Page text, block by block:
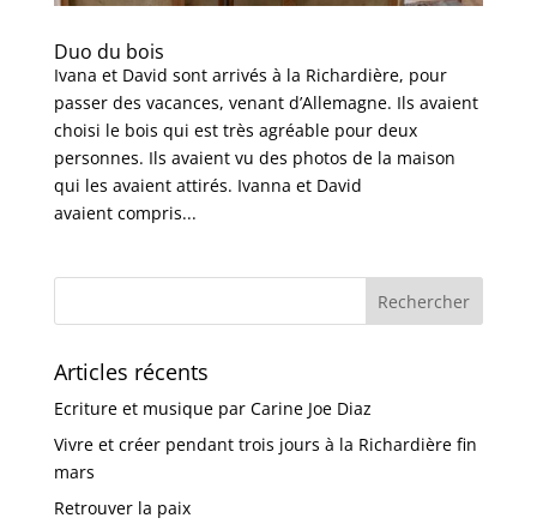
Duo du bois
Ivana et David sont arrivés à la Richardière, pour
passer des vacances, venant d’Allemagne. Ils avaient
choisi le bois qui est très agréable pour deux
personnes. Ils avaient vu des photos de la maison
qui les avaient attirés. Ivanna et David
avaient compris...
Articles récents
Ecriture et musique par Carine Joe Diaz
Vivre et créer pendant trois jours à la Richardière fin
mars
Retrouver la paix